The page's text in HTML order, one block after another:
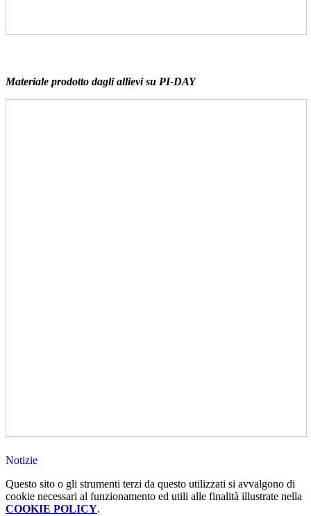
Materiale prodotto dagli allievi su PI-DAY
Notizie
Questo sito o gli strumenti terzi da questo utilizzati si avvalgono di
cookie necessari al funzionamento ed utili alle finalità illustrate nella
COOKIE POLICY.